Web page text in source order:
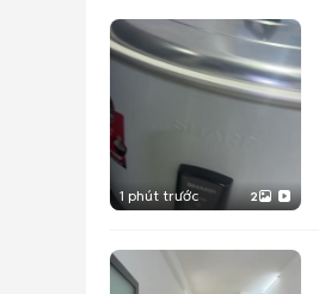
1 phút trước 2